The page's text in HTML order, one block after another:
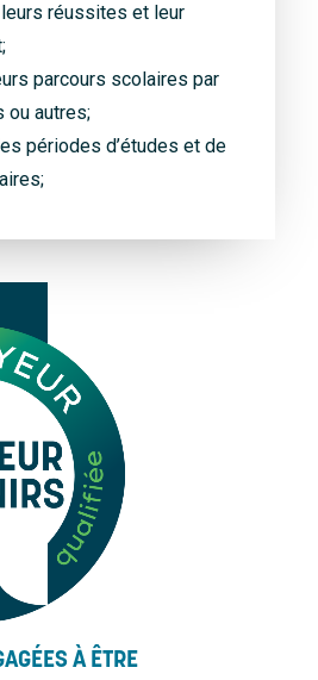
À ÊTRE
réussites et leur
parcours scolaires par
ou autres;
périodes d’études et de